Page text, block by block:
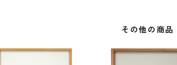
その他の商品